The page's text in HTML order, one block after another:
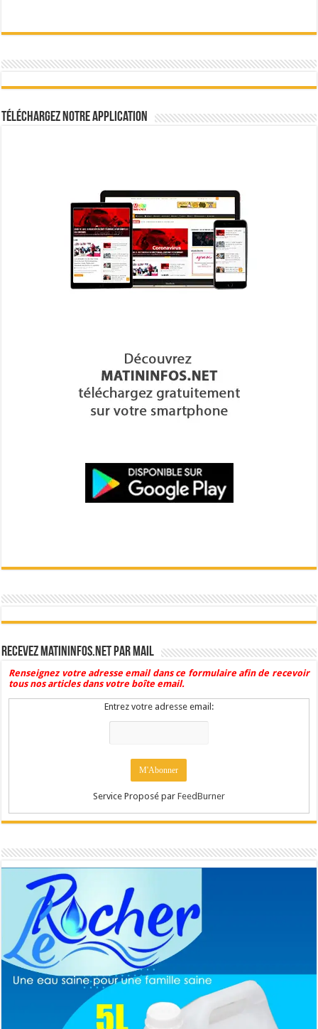
Téléchargez notre Application
Recevez Matininfos.net par mail
Renseignez votre adresse email dans ce formulaire afin de recevoir
tous nos articles dans votre boîte email.
Entrez votre adresse email:
Service Proposé par FeedBurner